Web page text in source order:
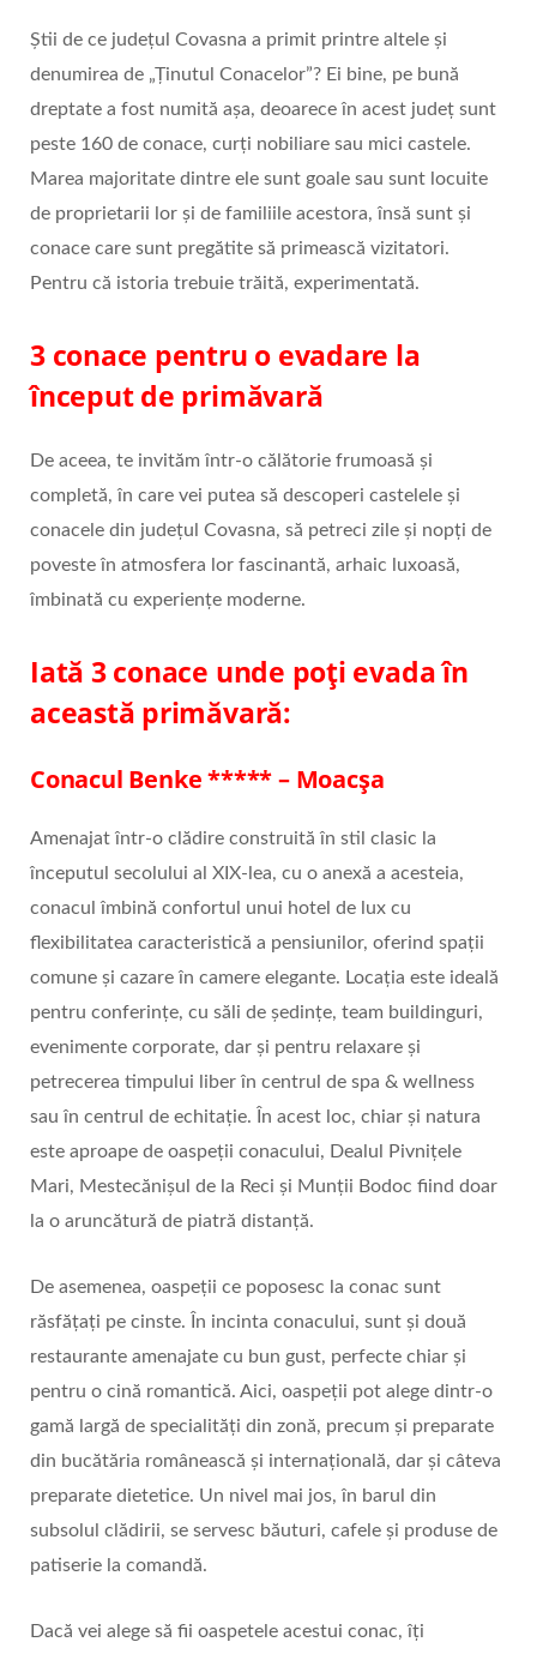
Știi de ce județul Covasna a primit printre altele și
denumirea de „Ținutul Conacelor”? Ei bine, pe bună
dreptate a fost numită așa, deoarece în acest județ sunt
peste 160 de conace, curți nobiliare sau mici castele.
Marea majoritate dintre ele sunt goale sau sunt locuite
de proprietarii lor și de familiile acestora, însă sunt și
conace care sunt pregătite să primească vizitatori.
Pentru că istoria trebuie trăită, experimentată.
3 conace pentru o evadare la
început de primăvară
De aceea, te invităm într-o călătorie frumoasă și
completă, în care vei putea să descoperi castelele și
conacele din județul Covasna, să petreci zile și nopți de
poveste în atmosfera lor fascinantă, arhaic luxoasă,
îmbinată cu experiențe moderne.
Iată 3 conace unde poți evada în
această primăvară:
Conacul Benke ***** – Moacșa
Amenajat într-o clădire construită în stil clasic la
începutul secolului al XIX-lea, cu o anexă a acesteia,
conacul îmbină confortul unui hotel de lux cu
flexibilitatea caracteristică a pensiunilor, oferind spații
comune și cazare în camere elegante. Locația este ideală
pentru conferințe, cu săli de ședințe, team buildinguri,
evenimente corporate, dar și pentru relaxare și
petrecerea timpului liber în centrul de spa & wellness
sau în centrul de echitație. În acest loc, chiar și natura
este aproape de oaspeții conacului, Dealul Pivnițele
Mari, Mestecănișul de la Reci și Munții Bodoc fiind doar
la o aruncătură de piatră distanță.
De asemenea, oaspeții ce poposesc la conac sunt
răsfățați pe cinste. În incinta conacului, sunt și două
restaurante amenajate cu bun gust, perfecte chiar și
pentru o cină romantică. Aici, oaspeții pot alege dintr-o
gamă largă de specialităţi din zonă, precum şi preparate
din bucătăria românească şi internaţională, dar și câteva
preparate dietetice. Un nivel mai jos, în barul din
subsolul clădirii, se servesc băuturi, cafele și produse de
patiserie la comandă.
Dacă vei alege să fii oaspetele acestui conac, îți